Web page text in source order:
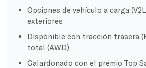
Opciones de vehículo a carga
exteriores
Disponible con tracción trasera
total (AWD)
Galardonado con el premio Top